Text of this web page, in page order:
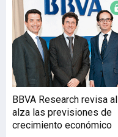
BBVA Research revisa al
alza las previsiones de
crecimiento económico